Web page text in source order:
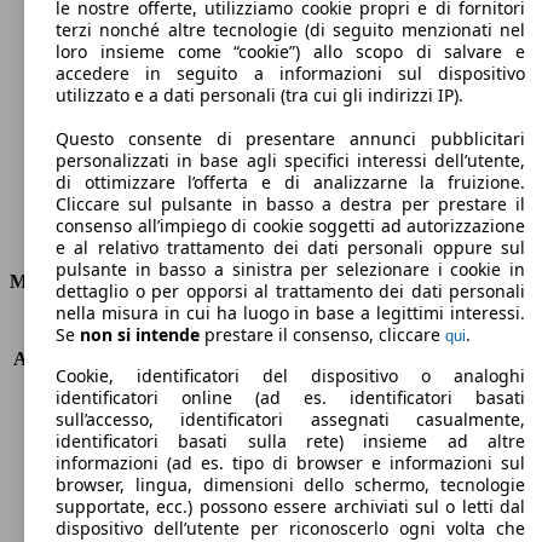
135 km/h
Velocità massima
Elettrica
Carburante
Motore e Prestazioni
KW (PS)
43 kW (58 PS)
Accelerazione (0-100 km/h)
Velocità massima (km/h)
135 km/h
Numero di marce
-
Coppia
220 nm
Cilindrata
-
Carburante
Elettrica
Cilindri
-
le nostre offerte, utilizziamo cookie propri e di fornitori
terzi nonché altre tecnologie (di seguito menzionati nel
loro insieme come “cookie”) allo scopo di salvare e
accedere in seguito a informazioni sul dispositivo
utilizzato e a dati personali (tra cui gli indirizzi IP).
Questo consente di presentare annunci pubblicitari
personalizzati in base agli specifici interessi dell’utente,
di ottimizzare l’offerta e di analizzarne la fruizione.
Cliccare sul pulsante in basso a destra per prestare il
consenso all’impiego di cookie soggetti ad autorizzazione
e al relativo trattamento dei dati personali oppure sul
pulsante in basso a sinistra per selezionare i cookie in
dettaglio o per opporsi al trattamento dei dati personali
nella misura in cui ha luogo in base a legittimi interessi.
Se non si intende prestare il consenso, cliccare qui.
Cookie, identificatori del dispositivo o analoghi
identificatori online (ad es. identificatori basati
sull’accesso, identificatori assegnati casualmente,
identificatori basati sulla rete) insieme ad altre
informazioni (ad es. tipo di browser e informazioni sul
browser, lingua, dimensioni dello schermo, tecnologie
supportate, ecc.) possono essere archiviati sul o letti dal
dispositivo dell’utente per riconoscerlo ogni volta che